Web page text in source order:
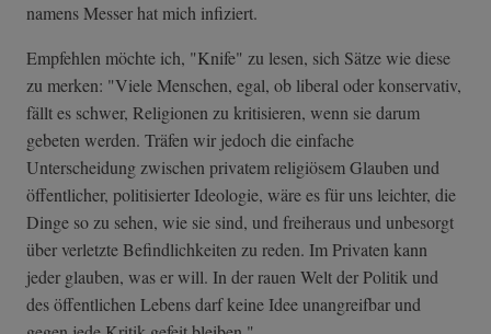
namens Messer hat mich infiziert.
Empfehlen möchte ich, "Knife" zu lesen, sich Sätze wie diese
zu merken: "Viele Menschen, egal, ob liberal oder konservativ,
fällt es schwer, Religionen zu kritisieren, wenn sie darum
gebeten werden. Träfen wir jedoch die einfache
Unterscheidung zwischen privatem religiösem Glauben und
öffentlicher, politisierter Ideologie, wäre es für uns leichter, die
Dinge so zu sehen, wie sie sind, und freiheraus und unbesorgt
über verletzte Befindlichkeiten zu reden. Im Privaten kann
jeder glauben, was er will. In der rauen Welt der Politik und
des öffentlichen Lebens darf keine Idee unangreifbar und